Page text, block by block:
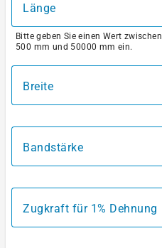
Länge
Bitte geben Sie einen Wert zwischen
500 mm und 50000 mm ein.
Breite
Bandstärke
Zugkraft für 1% Dehnung